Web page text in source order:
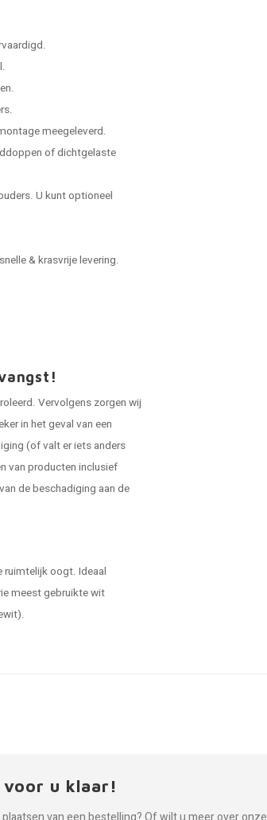
meegeleverd.
of dichtgelaste
U kunt optioneel
& krasvrije levering.
Vervolgens zorgen wij
in het geval van een
(of valt er iets anders
van producten inclusief
de beschadiging aan de
ruimtelijk oogt. Ideaal
meest gebruikte wit
u klaar!